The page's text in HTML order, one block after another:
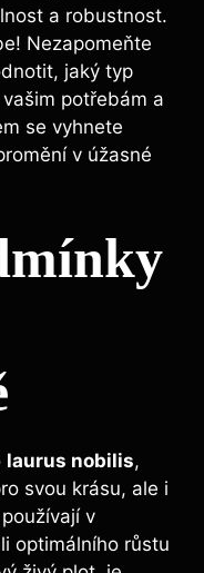
a robustnost.
Nezapomeňte
jaký typ
potřebám a
se vyhnete
v úžasné
laurus nobilis,
svou krásu, ale i
v
optimálního růstu